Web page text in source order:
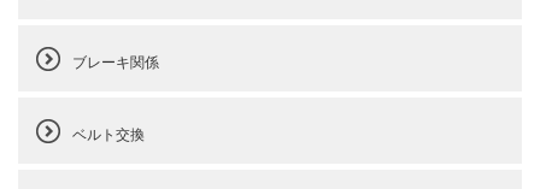
ブレーキ関係
ベルト交換